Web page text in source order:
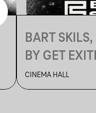
BART
BY GET
CINEMA
CINEMA HALL